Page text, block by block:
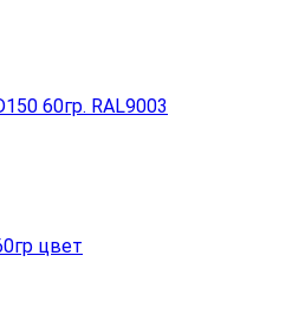
60гр. RAL9003
цвет